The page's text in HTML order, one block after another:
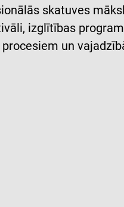
skatuves
izglītības
un